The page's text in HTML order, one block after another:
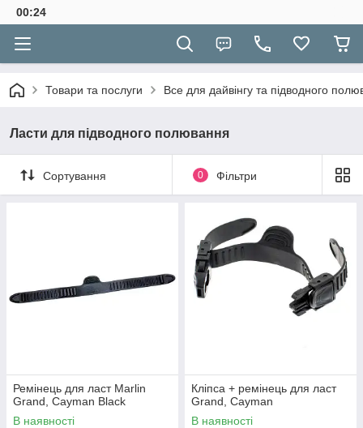
00:24
Товари та послуги Все для дайвінгу та підводного
Ласти для підводного полювання
Сортування 0 Фільтри
Ремінець для ласт Marlin
Grand, Cayman Black
В наявності
Кліпса + ремінець для ласт
Grand, Cayman
В наявності